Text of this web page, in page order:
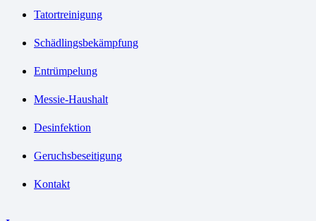
Tatortreinigung
Schädlingsbekämpfung
Entrümpelung
Messie-Haushalt
Desinfektion
Geruchsbeseitigung
Kontakt